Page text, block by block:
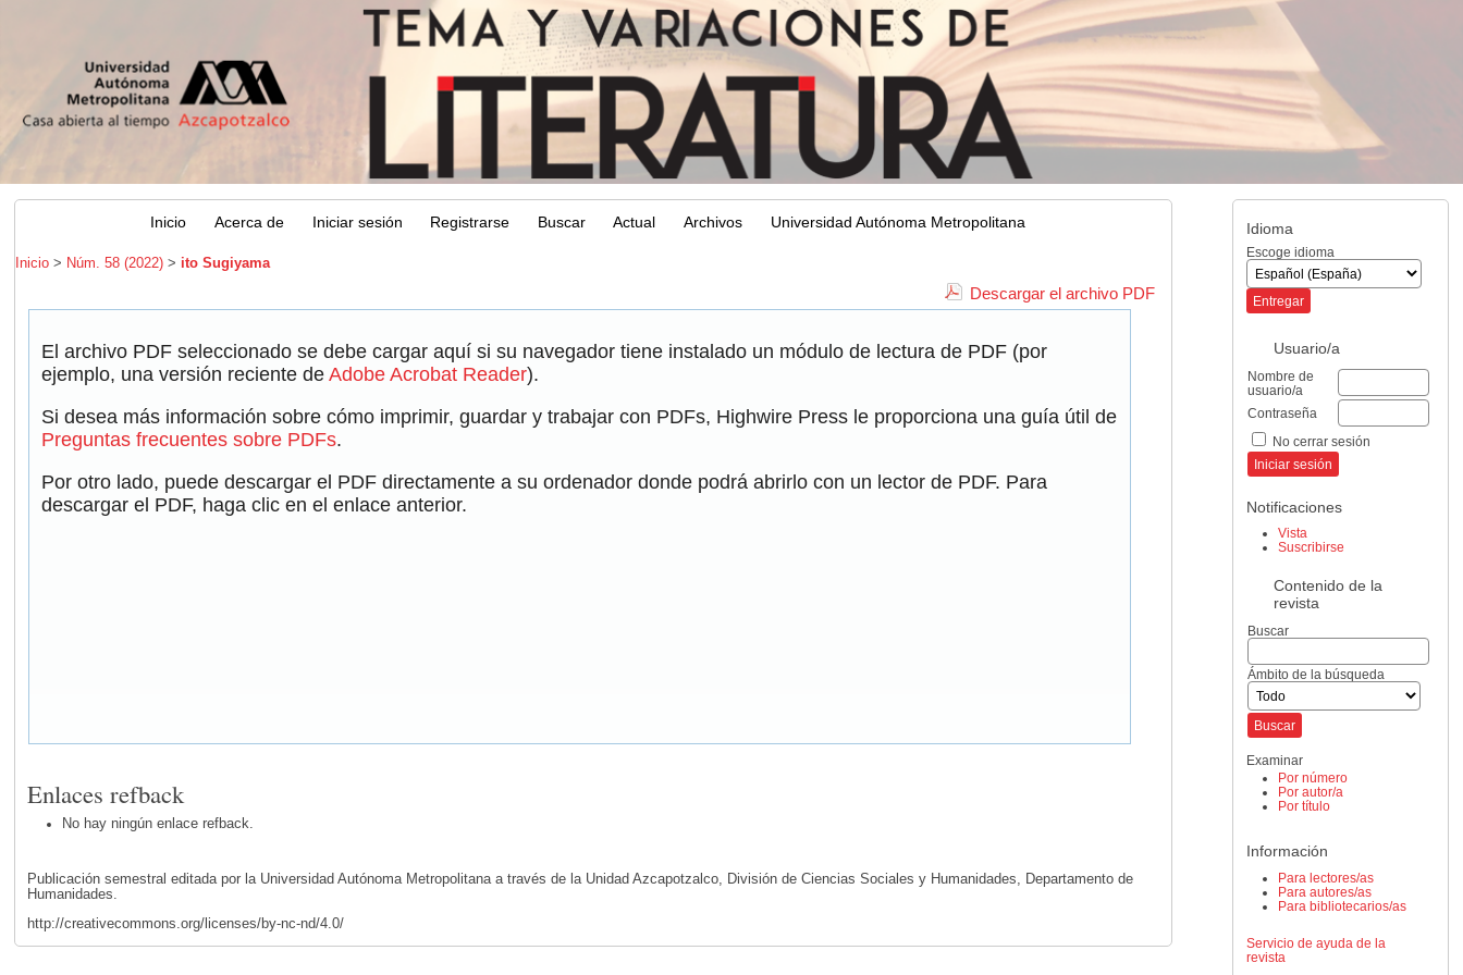
Idioma
Escoge idioma
Usuario/a
Nombre de
usuario/a
Contraseña
No cerrar sesión
Notificaciones
Vista
Suscribirse
Contenido de la
revista
Buscar
Ámbito de la búsqueda
Examinar
Por número
Por autor/a
Por título
Información
Para lectores/as
Para autores/as
Para bibliotecarios/as
Servicio de ayuda de la
revista
Inicio Acerca de Iniciar sesión Registrarse Buscar Actual Archivos Universidad Autónoma Metropolitana
Inicio > Núm. 58 (2022) > ito Sugiyama
Descargar el archivo PDF
El archivo PDF seleccionado se debe cargar aquí si su navegador tiene instalado un módulo de lectura de PDF (por
ejemplo, una versión reciente deAdobe Acrobat Reader).
Si desea más información sobre cómo imprimir, guardar y trabajar con PDFs, Highwire Press le proporciona una guía útil de
Preguntas frecuentes sobre PDFs.
Por otro lado, puede descargar el PDF directamente a su ordenador donde podrá abrirlo con un lector de PDF. Para
descargar el PDF, haga clic en el enlace anterior.
Enlaces refback
No hay ningún enlace refback.
Publicación semestral editada por la Universidad Autónoma Metropolitana a través de la Unidad Azcapotzalco, División de Ciencias Sociales y Humanidades, Departamento de
Humanidades.
http://creativecommons.org/licenses/by-nc-nd/4.0/